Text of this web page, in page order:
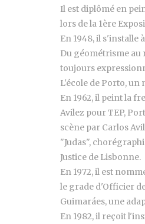
Il est diplômé en
lors de la 1ère
En 1948, il s'installe
Du géométrisme au
toujours
L'école de Porto, un
En 1962, il peint la
Avilez pour TEP,
scène par Carlos
"Judas",
Justice de Lisbonne.
En 1972, il est
le grade d'Officier
Guimaráes, une
En 1982, il reçoit